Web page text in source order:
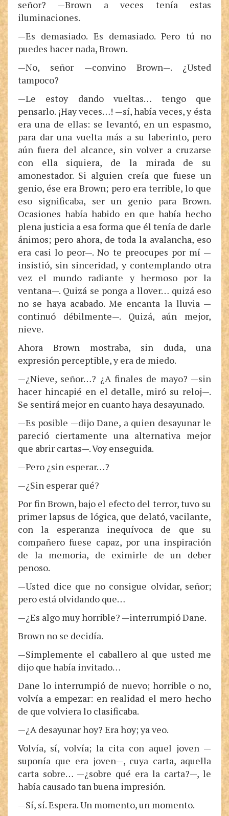
señor? —Brown a veces tenía estas
iluminaciones.
—Es demasiado. Es demasiado. Pero tú no
puedes hacer nada, Brown.
—No, señor —convino Brown—. ¿Usted
tampoco?
—Le estoy dando vueltas… tengo que
pensarlo. ¡Hay veces…! —sí, había veces, y ésta
era una de ellas: se levantó, en un espasmo,
para dar una vuelta más a su laberinto, pero
aún fuera del alcance, sin volver a cruzarse
con ella siquiera, de la mirada de su
amonestador. Si alguien creía que fuese un
genio, ése era Brown; pero era terrible, lo que
eso significaba, ser un genio para Brown.
Ocasiones había habido en que había hecho
plena justicia a esa forma que él tenía de darle
ánimos; pero ahora, de toda la avalancha, eso
era casi lo peor—. No te preocupes por mí —
insistió, sin sinceridad, y contemplando otra
vez el mundo radiante y hermoso por la
ventana—. Quizá se ponga a llover… quizá eso
no se haya acabado. Me encanta la lluvia —
continuó débilmente—. Quizá, aún mejor,
nieve.
Ahora Brown mostraba, sin duda, una
expresión perceptible, y era de miedo.
—¿Nieve, señor…? ¿A finales de mayo? —sin
hacer hincapié en el detalle, miró su reloj—.
Se sentirá mejor en cuanto haya desayunado.
—Es posible —dijo Dane, a quien desayunar le
pareció ciertamente una alternativa mejor
que abrir cartas—. Voy enseguida.
—Pero ¿sin esperar…?
—¿Sin esperar qué?
Por fin Brown, bajo el efecto del terror, tuvo su
primer lapsus de lógica, que delató, vacilante,
con la esperanza inequívoca de que su
compañero fuese capaz, por una inspiración
de la memoria, de eximirle de un deber
penoso.
—Usted dice que no consigue olvidar, señor;
pero está olvidando que…
—¿Es algo muy horrible? —interrumpió Dane.
Brown no se decidía.
—Simplemente el caballero al que usted me
dijo que había invitado…
Dane lo interrumpió de nuevo; horrible o no,
volvía a empezar: en realidad el mero hecho
de que volviera lo clasificaba.
—¿A desayunar hoy? Era hoy; ya veo.
Volvía, sí, volvía; la cita con aquel joven —
suponía que era joven—, cuya carta, aquella
carta sobre… —¿sobre qué era la carta?—, le
había causado tan buena impresión.
—Sí, sí. Espera. Un momento, un momento.